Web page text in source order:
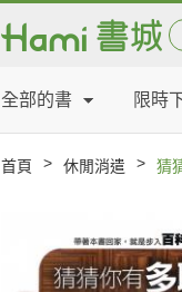
全部的書 限時
首頁 > 休閒消遣 > 猜